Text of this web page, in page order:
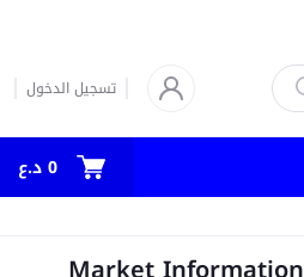
تسجيل الدخول
0 د.ع